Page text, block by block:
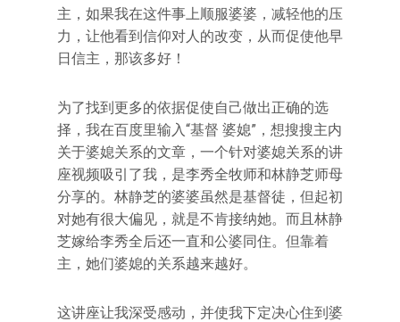
主，如果我在这件事上顺服婆婆，减轻他的压
力，让他看到信仰对人的改变，从而促使他早
日信主，那该多好！
为了找到更多的依据促使自己做出正确的选
择，我在百度里输入“基督 婆媳”，想搜搜主内
关于婆媳关系的文章，一个针对婆媳关系的讲
座视频吸引了我，是李秀全牧师和林静芝师母
分享的。林静芝的婆婆虽然是基督徒，但起初
对她有很大偏见，就是不肯接纳她。而且林静
芝嫁给李秀全后还一直和公婆同住。但靠着
主，她们婆媳的关系越来越好。
这讲座让我深受感动，并使我下定决心住到婆